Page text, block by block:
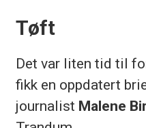
Tøft
Det var liten tid til
fikk en oppdatert
journalist Malene